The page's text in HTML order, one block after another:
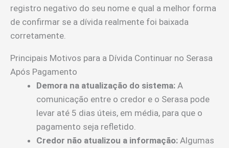
registro negativo do seu nome e qual a melhor forma
de confirmar se a dívida realmente foi baixada
corretamente.
Principais Motivos para a Dívida Continuar no Serasa
Após Pagamento
Demora na atualização do sistema: A
comunicação entre o credor e o Serasa pode
levar até 5 dias úteis, em média, para que o
pagamento seja refletido.
Credor não atualizou a informação: Algumas